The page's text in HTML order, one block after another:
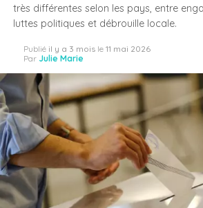
très différentes selon les pays, entre
luttes politiques et débrouille locale.
Publié il y a 3 mois le 11 mai 2026
Par Julie Marie